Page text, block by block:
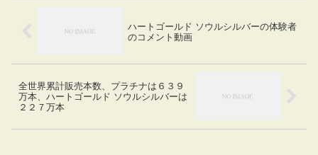
ハートゴールド ソウルシルバーの体験者
のコメント動画
全世界累計販売本数、プラチナは６３９
万本、ハートゴールド ソウルシルバーは
２２７万本